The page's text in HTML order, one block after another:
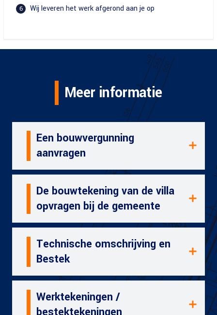
6 Wij leveren het werk afgerond aan je op
Meer informatie
Een bouwvergunning
aanvragen
De bouwtekening van de villa
opvragen bij de gemeente
Technische omschrijving en
Bestek
Werktekeningen /